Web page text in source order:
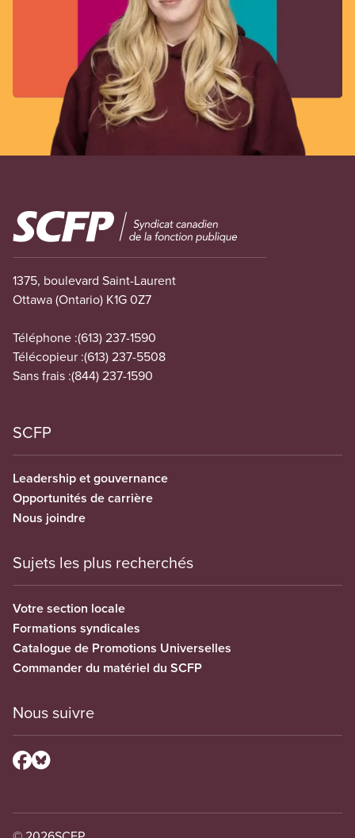
Image
1375, boulevard Saint-Laurent
Ottawa (Ontario) K1G 0Z7
Téléphone :(613) 237-1590
Télécopieur :(613) 237-5508
Sans frais :(844) 237-1590
SCFP
Leadership et gouvernance
Opportunités de carrière
Nous joindre
Sujets les plus recherchés
Votre section locale
Formations syndicales
Catalogue de Promotions Universelles
Commander du matériel du SCFP
Nous suivre